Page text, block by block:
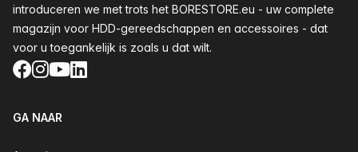
introduceren we met trots het BORESTORE.eu - uw complete
magazijn voor HDD-gereedschappen en accessoires - dat
voor u toegankelijk is zoals u dat wilt.
Facebook
Instagram
YouTube
LinkedIn
GA NAAR